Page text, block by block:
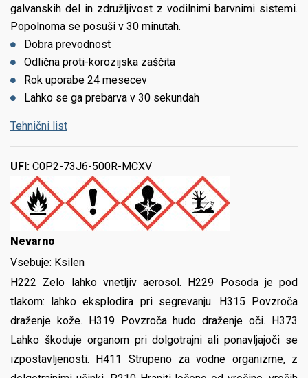
galvanskih del in združljivost z vodilnimi barvnimi sistemi.
Popolnoma se posuši v 30 minutah.
Dobra prevodnost
Odlična proti-korozijska zaščita
Rok uporabe 24 mesecev
Lahko se ga prebarva v 30 sekundah
Tehnični list
UFI: C0P2-73J6-500R-MCXV
Nevarno
Vsebuje: Ksilen
H222 Zelo lahko vnetljiv aerosol. H229 Posoda je pod
tlakom: lahko eksplodira pri segrevanju. H315 Povzroča
draženje kože. H319 Povzroča hudo draženje oči. H373
Lahko škoduje organom pri dolgotrajni ali ponavljajoči se
izpostavljenosti. H411 Strupeno za vodne organizme, z